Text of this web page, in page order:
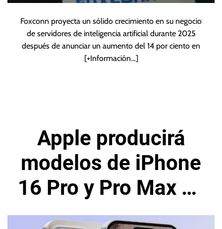
Foxconn proyecta un sólido crecimiento en su negocio
de servidores de inteligencia artificial durante 2025
después de anunciar un aumento del 14 por ciento en
[+Información…]
Apple producirá
modelos de iPhone
16 Pro y Pro Max en
la India